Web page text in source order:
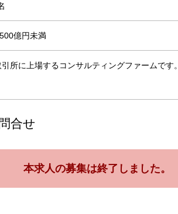
億円未満
所に上場するコンサルティングファームです。
合せ
本求人の募集は終了しました。